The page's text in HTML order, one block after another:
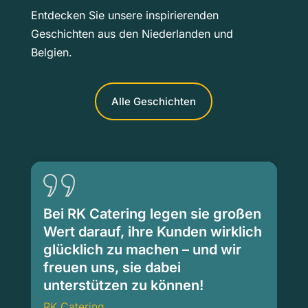
Entdecken Sie unsere inspirierenden
Geschichten aus den Niederlanden und
Belgien.
Alle Geschichten
Bei RK Catering legen sie großen
Wert darauf, ihre Kunden wirklich
glücklich zu machen – und wir
freuen uns, sie dabei
unterstützen zu können!